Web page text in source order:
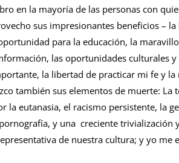
en la mayoría de las personas con
sus impresionantes beneficios –
para la educación, la
las oportunidades culturales
la libertad de practicar mi fe y la
también sus elementos de muerte:
la eutanasia, el racismo persistente, la
y una creciente
de nuestra cultura; y yo me